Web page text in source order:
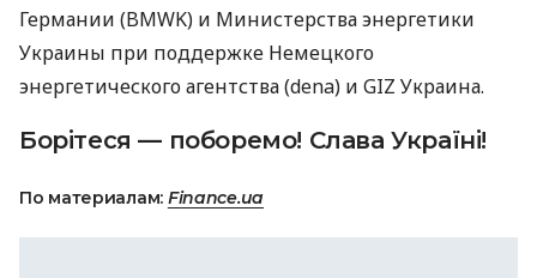
Германии (BMWK) и Министерства энергетики
Украины при поддержке Немецкого
энергетического агентства (dena) и GIZ Украина.
Борітеся — поборемо! Слава Україні!
По материалам: Finance.ua